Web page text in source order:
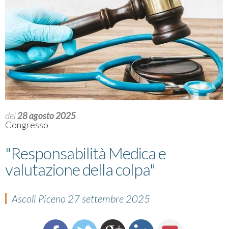
del28 agosto 2025
Congresso
"Responsabilità Medica e
valutazione della colpa"
Ascoli Piceno 27 settembre 2025